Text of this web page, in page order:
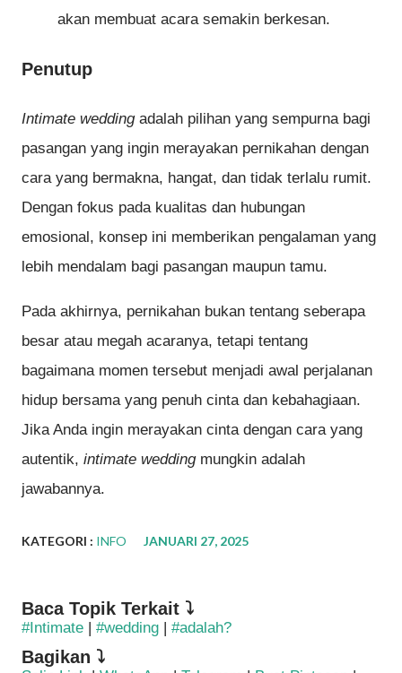
akan membuat acara semakin berkesan.
Penutup
Intimate weddingadalah pilihan yang sempurna bagi
pasangan yang ingin merayakan pernikahan dengan
cara yang bermakna, hangat, dan tidak terlalu rumit.
Dengan fokus pada kualitas dan hubungan
emosional, konsep ini memberikan pengalaman yang
lebih mendalam bagi pasangan maupun tamu.
Pada akhirnya, pernikahan bukan tentang seberapa
besar atau megah acaranya, tetapi tentang
bagaimana momen tersebut menjadi awal perjalanan
hidup bersama yang penuh cinta dan kebahagiaan.
Jika Anda ingin merayakan cinta dengan cara yang
autentik, intimate weddingmungkin adalah
jawabannya.
KATEGORI : INFO JANUARI 27, 2025
Baca Topik Terkait ⤵
#Intimate | #wedding | #adalah?
Bagikan ⤵